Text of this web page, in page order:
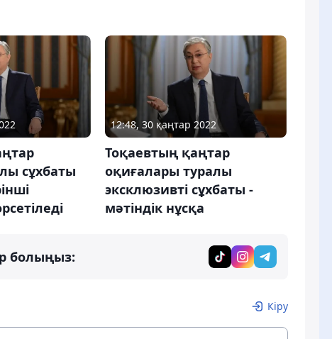
сұхбаты
12:48, 30 қаңтар 2022
Тоқаевтың қаңтар
оқиғалары туралы
эксклюзивті сұхбаты -
мәтіндік нұсқа
болыңыз:
Кіру